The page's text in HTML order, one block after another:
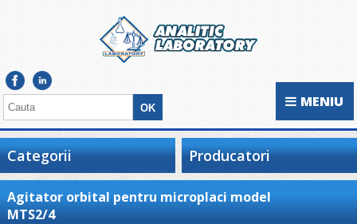
MENIU
Categorii Producatori
Agitator orbital pentru microplaci model
MTS2/4